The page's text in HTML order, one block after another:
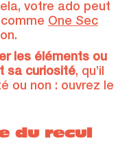
votre ado peut
One Sec
les éléments ou
sa curiosité, qu’il
ou non : ouvrez le
du recul